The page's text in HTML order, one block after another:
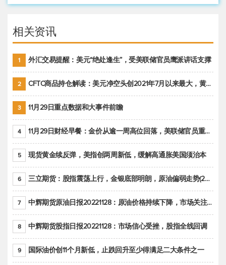
相关资讯
1 外汇交易提醒：美元“绝处逢生”，受美联储官员鹰派讲话支撑
2 CFTC商品持仓解读：美元净空头创2021年7月以来最大，黄金期货投机性净多头头寸减少
3 11月29日重点数据和大事件前瞻
4 11月29日财经早餐：金价从逾一周高位回落，美联储官员重申鹰派立场推动美元回升
5 现货黄金续反弹，美指创两周新低，缓解高通胀美国须治本
6 三立期货：股指震荡上行，金银底部明朗，原油偏弱走势(20221128收评)
7 中辉期货原油日报20221128：原油价格持续下降，市场关注OPEC+新一轮产能政策
8 中辉期货股指日报20221128：市场信心受挫，股指全线回调
9 国际油价创11个月新低，止跌回升至少得满足二大条件之一